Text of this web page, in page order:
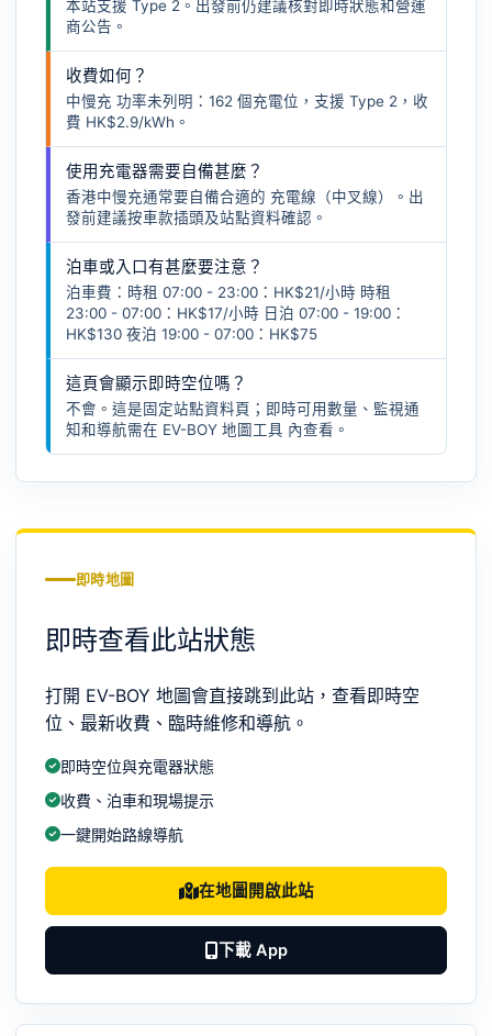
本站支援 Type 2。出發前仍建議核對即時狀態和營運
商公告。
收費如何？
中慢充 功率未列明：162 個充電位，支援 Type 2，收
費 HK$2.9/kWh。
使用充電器需要自備甚麼？
香港中慢充通常要自備合適的 充電線（中叉線）
。出
發前建議按車款插頭及站點資料確認。
泊車或入口有甚麼要注意？
泊車費：時租 07:00 - 23:00：HK$21/小時 時租
23:00 - 07:00：HK$17/小時 日泊 07:00 - 19:00：
HK$130 夜泊 19:00 - 07:00：HK$75
這頁會顯示即時空位嗎？
不會。這是固定站點資料頁；即時可用數量、監視通
知和導航需在 EV-BOY 地圖工具 內查看。
即時地圖
即時查看此站狀態
打開 EV-BOY 地圖會直接跳到此站，查看即時空
位、最新收費、臨時維修和導航。
即時空位與充電器狀態
收費、泊車和現場提示
一鍵開始路線導航
在地圖開啟此站
下載 App